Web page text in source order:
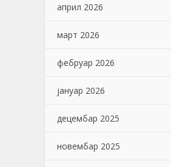
април 2026
март 2026
фебруар 2026
јануар 2026
децембар 2025
новембар 2025